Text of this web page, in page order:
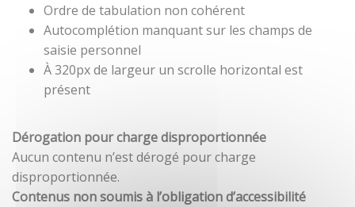
Ordre de tabulation non cohérent
Autocomplétion manquant sur les champs de
saisie personnel
À 320px de largeur un scrolle horizontal est
présent
Dérogation pour charge disproportionnée
Aucun contenu n’est dérogé pour charge
disproportionnée.
Contenus non soumis à l’obligation d’accessibilité